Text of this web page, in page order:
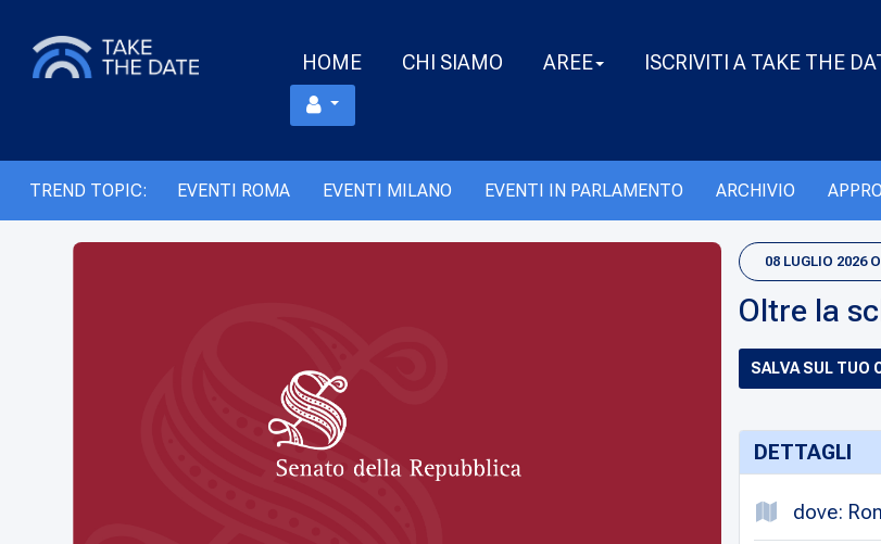
HOME CHI SIAMO AREE ISCRIVITI A TAKE THE
TREND TOPIC: EVENTI ROMA EVENTI MILANO EVENTI IN PARLAMENTO ARCHIVIO
08 LUGLIO 2026
Oltre la
SALVA SUL TUO
DETTAGLI
dove: